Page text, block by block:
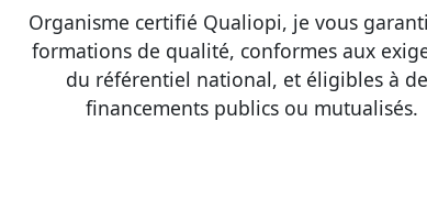
Organisme certifié Qualiopi, je vous
formations de qualité, conformes aux
du référentiel national, et éligibles à
financements publics ou mutualisés.